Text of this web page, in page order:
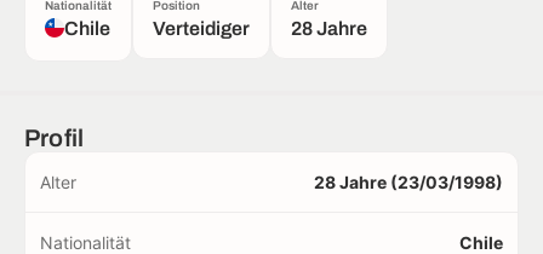
Nationalität
Chile
Position
Verteidiger
Alter
28 Jahre
Profil
Alter 28 Jahre (23/03/1998)
Nationalität Chile